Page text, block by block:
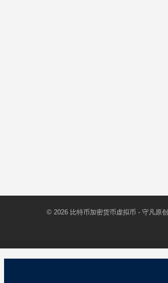
© 2026 比特币加密货币虚拟币 - 守凡原创